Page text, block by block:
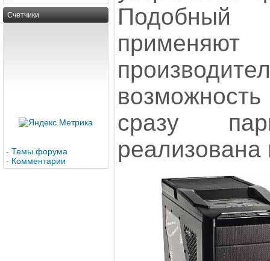
Счетчики
- Темы форума
- Комментарии
сразу